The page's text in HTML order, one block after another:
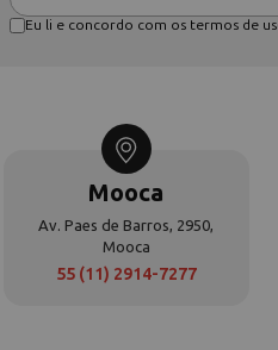
Eu li e concordo com os termos de
Mooca
Av. Paes de Barros, 2950,
Mooca
55 (11) 2914-7277